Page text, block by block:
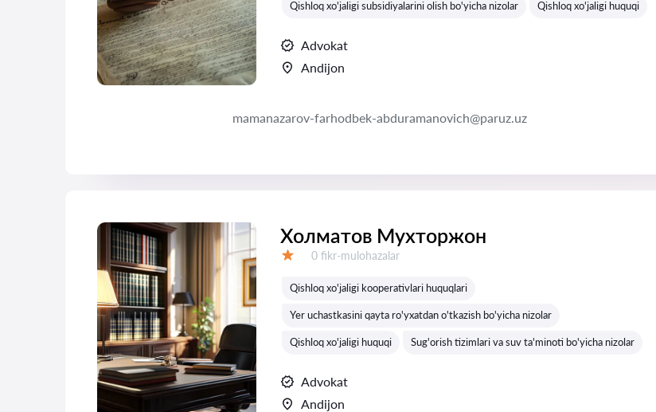
Qishloq xo'jaligi subsidiyalarini olish bo'yicha nizolar Qishloq xo'jaligi huquqi
Advokat
Andijon
mamanazarov-farhodbek-abduramanovich@paruz.uz
Холматов Мухторжон
Fikrlar:
0 fikr-mulohazalar
Qishloq xo'jaligi kooperativlari huquqlari
Yer uchastkasini qayta ro'yxatdan o'tkazish bo'yicha nizolar
Qishloq xo'jaligi huquqi Sug'orish tizimlari va suv ta'minoti bo'yicha nizolar
Advokat
Andijon